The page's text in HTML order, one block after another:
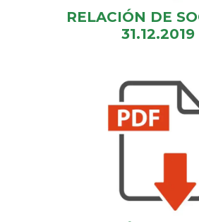
RELACIÓN DE
31.12.2019